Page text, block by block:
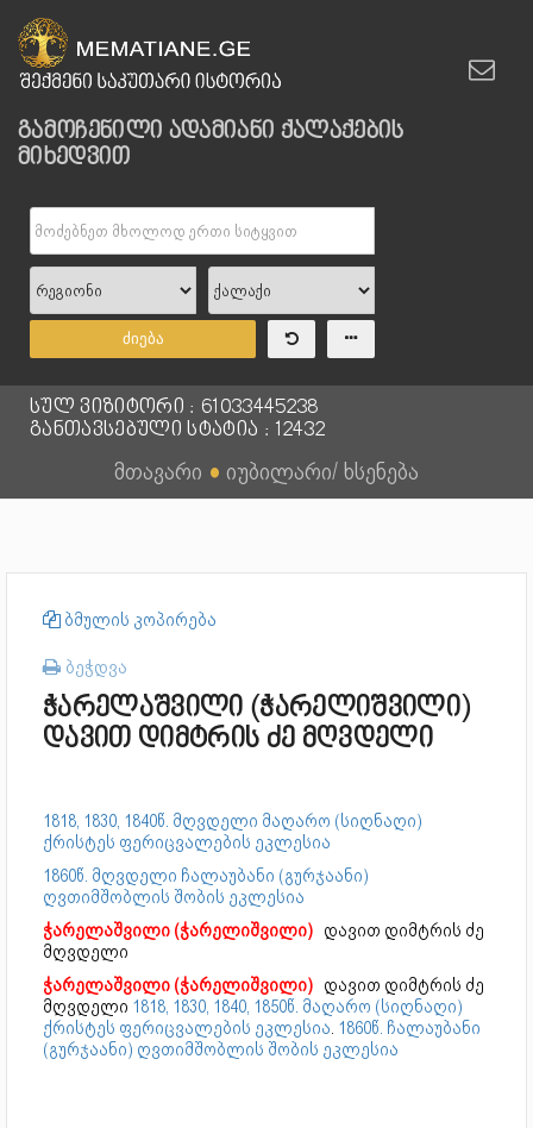
გამოჩენილი ადამიანი ქალაქების
მიხედვით
ძიება
სულ ვიზიტორი : 61033445238
განთავსებული სტატია : 12432
მთავარი ● იუბილარი/ ხსენება
ბმულის კოპირება
ბეჭდვა
ჭარელაშვილი (ჭარელიშვილი)
დავით დიმტრის ძე მღვდელი
1818, 1830, 1840წ. მღვდელი მაღარო (სიღნაღი)
ქრისტეს ფერიცვალების ეკლესია
1860წ. მღვდელი ჩალაუბანი (გურჯაანი)
ღვთიმშობლის შობის ეკლესია
ჭარელაშვილი (ჭარელიშვილი) დავით დიმტრის ძე
მღვდელი
ჭარელაშვილი (ჭარელიშვილი) დავით დიმტრის ძე
მღვდელი 1818, 1830, 1840, 1850წ. მაღარო (სიღნაღი)
ქრისტეს ფერიცვალების ეკლესია. 1860წ. ჩალაუბანი
(გურჯაანი) ღვთიმშობლის შობის ეკლესია